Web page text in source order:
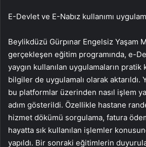
E-Devlet ve E-Nabız kullanımı
Beylikdüzü Gürpınar Engelsiz Yaşam
gerçekleşen eğitim programında, e-
yaygın kullanılan uygulamaların pratik
bilgiler de uygulamalı olarak aktarıldı.
bu platformlar üzerinden nasıl işlem
adım gösterildi. Özellikle hastane
hizmet dökümü sorgulama, fatura
hayatta sık kullanılan işlemler
yapıldı. Bir sonraki eğitimlerin